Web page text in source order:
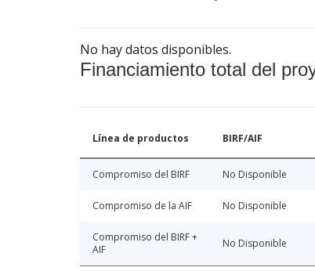
No hay datos disponibles.
Financiamiento total del
Línea de productos BIRF/AIF
Compromiso del BIRF No Disponible
Compromiso de la AIF No Disponible
Compromiso del BIRF +
AIF
No Disponible